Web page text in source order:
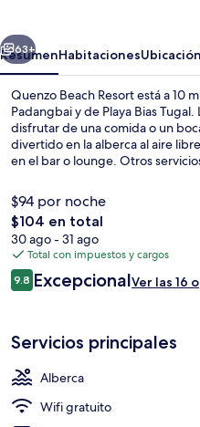
Siguiente
63+
ResumenHabitacionesUbicación
Quenzo Beach Resort está a 10
Padangbai y de Playa Bias
disfrutar de una comida o un
divertido en la alberca al aire
en el bar o lounge. Otros
chapoteadero.
$94 por noche
El
precio
total
es
de
$104 en total
30 ago - 31 ago
Total con impuestos y cargos
Opiniones
9.89.8 de 10,
ExcepcionalVer las 16
Servicios principales
Alberca
Wifi gratuito